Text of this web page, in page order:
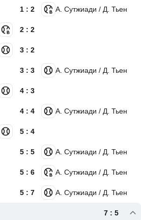
А. Сутжиади / Д. Тьен
1 : 2
2 : 2
3 : 2
А. Сутжиади / Д. Тьен
3 : 3
4 : 3
А. Сутжиади / Д. Тьен
4 : 4
5 : 4
А. Сутжиади / Д. Тьен
5 : 5
А. Сутжиади / Д. Тьен
5 : 6
А. Сутжиади / Д. Тьен
5 : 7
7 : 5